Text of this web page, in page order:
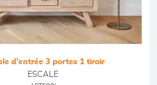
d’entrée 3 portes 1 tiroir
ESCALE